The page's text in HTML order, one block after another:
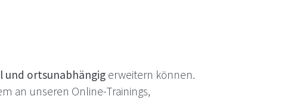
und ortsunabhängig erweitern können.
an unseren Online-Trainings,